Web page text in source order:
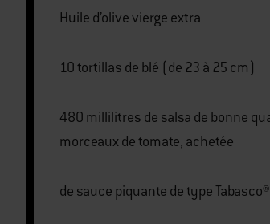
Huile d’olive vierge extra
10 tortillas de blé (de 23 à 25 cm)
480 millilitres de salsa de bonne qualité avec des
morceaux de tomate, achetée
de sauce piquante de type Tabasco®